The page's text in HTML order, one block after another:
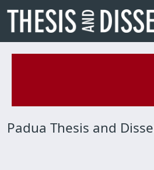
Padua Thesis and